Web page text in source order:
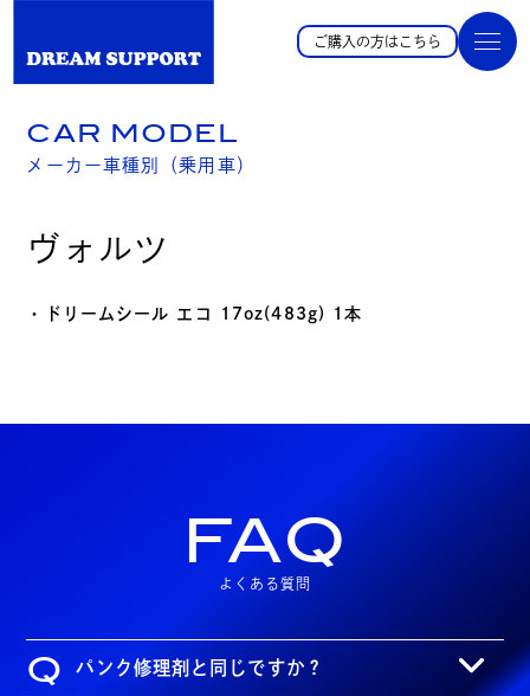
ご購入の方はこちら
CAR MODEL
メーカー車種別（乗用車）
ヴォルツ
・ドリームシール エコ 17oz(483g) 1本
FAQ
よくある質問
Q パンク修理剤と同じですか？